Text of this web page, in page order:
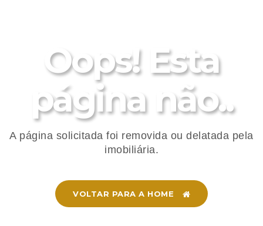
Oops! Esta
página não..
A página solicitada foi removida ou delatada pela
imobiliária.
VOLTAR PARA A HOME